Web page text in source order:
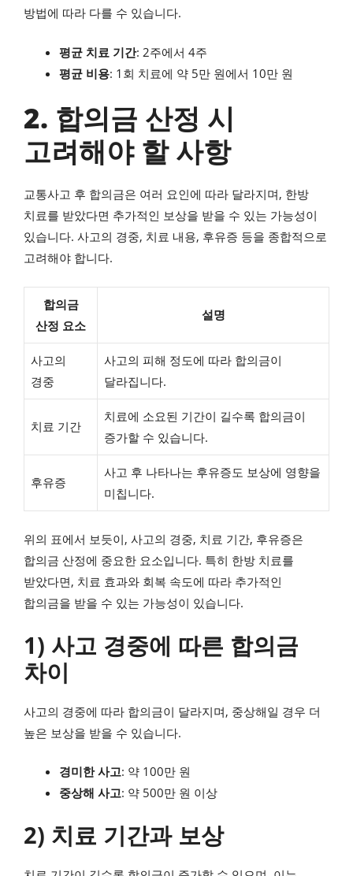
방법에 따라 다를 수 있습니다.
평균 치료 기간: 2주에서 4주
평균 비용: 1회 치료에 약 5만 원에서 10만 원
2. 합의금 산정 시
고려해야 할 사항
교통사고 후 합의금은 여러 요인에 따라 달라지며, 한방
치료를 받았다면 추가적인 보상을 받을 수 있는 가능성이
있습니다. 사고의 경중, 치료 내용, 후유증 등을 종합적으로
고려해야 합니다.
합의금
산정 요소
설명
사고의
경중
사고의 피해 정도에 따라 합의금이
달라집니다.
치료 기간
치료에 소요된 기간이 길수록 합의금이
증가할 수 있습니다.
후유증
사고 후 나타나는 후유증도 보상에 영향을
미칩니다.
위의 표에서 보듯이, 사고의 경중, 치료 기간, 후유증은
합의금 산정에 중요한 요소입니다. 특히 한방 치료를
받았다면, 치료 효과와 회복 속도에 따라 추가적인
합의금을 받을 수 있는 가능성이 있습니다.
1) 사고 경중에 따른 합의금
차이
사고의 경중에 따라 합의금이 달라지며, 중상해일 경우 더
높은 보상을 받을 수 있습니다.
경미한 사고: 약 100만 원
중상해 사고: 약 500만 원 이상
2) 치료 기간과 보상